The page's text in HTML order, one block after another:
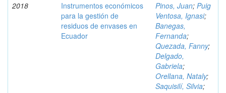
2018
Instrumentos económicos
para la gestión de
residuos de envases en
Ecuador
Pinos, Juan; Puig
Ventosa, Ignasi;
Banegas,
Fernanda;
Quezada, Fanny;
Delgado,
Gabriela;
Orellana, Nataly;
Saquisilí, Silvia;